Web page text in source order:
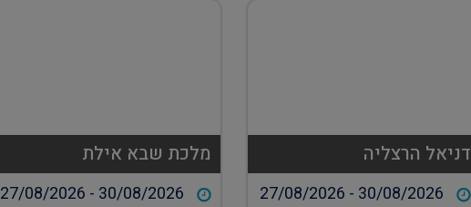
דניאל הרצליה
27/08/2026 - 30/08/2026
מלכת שבא אילת
27/08/2026 - 30/08/2026